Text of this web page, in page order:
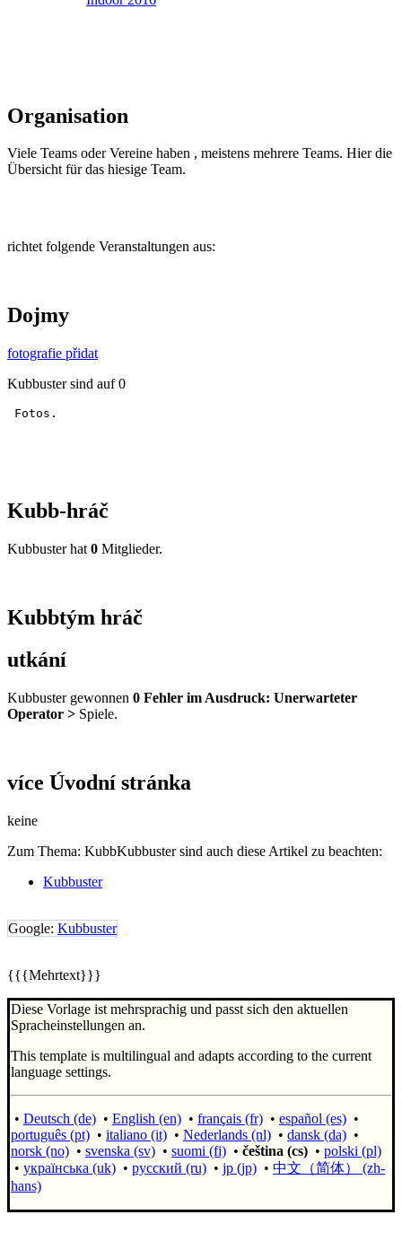
Organisation
Viele Teams oder Vereine haben , meistens mehrere Teams. Hier die
Übersicht für das hiesige Team.
richtet folgende Veranstaltungen aus:
Dojmy
fotografie přidat
Kubbuster sind auf 0
Kubb-hráč
Kubbuster hat 0 Mitglieder.
Kubbtým hráč
utkání
Kubbuster gewonnen 0 Fehler im Ausdruck: Unerwarteter
Operator > Spiele.
více Úvodní stránka
keine
Zum Thema: KubbKubbuster sind auch diese Artikel zu beachten:
Kubbuster
Google: Kubbuster
{{{Mehrtext}}}
Diese Vorlage ist mehrsprachig und passt sich den aktuellen
Spracheinstellungen an.
This template is multilingual and adapts according to the current
language settings.
• Deutsch (de) • English (en) • français (fr) • español (es) •
português (pt) • italiano (it) • Nederlands (nl) • dansk (da) •
norsk (no) • svenska (sv) • suomi (fi) • čeština (cs) • polski (pl)
• українська (uk) • русский (ru) • jp (jp) • 中文（简体）‎ (zh-
hans)